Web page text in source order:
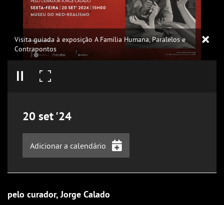
Visita guiada à exposição A Família Humana, Paralelos e
Contrapontos
20 set '24
Adicionar a calendário
Outlook
pelo curador, Jorge Calado